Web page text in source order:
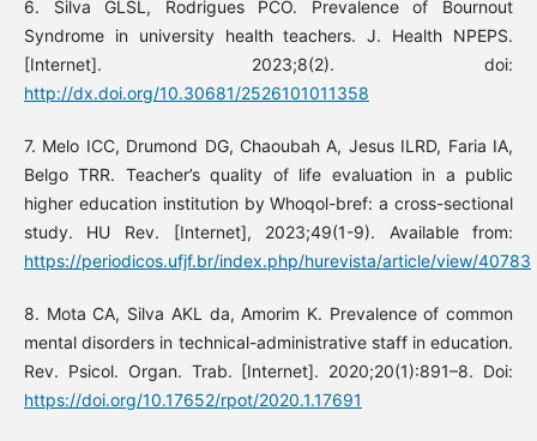
6. Silva GLSL, Rodrigues PCO. Prevalence of Bournout
Syndrome in university health teachers. J. Health NPEPS.
[Internet]. 2023;8(2). doi:
http://dx.doi.org/10.30681/2526101011358
7. Melo ICC, Drumond DG, Chaoubah A, Jesus ILRD, Faria IA,
Belgo TRR. Teacher’s quality of life evaluation in a public
higher education institution by Whoqol-bref: a cross-sectional
study. HU Rev. [Internet], 2023;49(1-9). Available from:
https://periodicos.ufjf.br/index.php/hurevista/article/view/40783
8. Mota CA, Silva AKL da, Amorim K. Prevalence of common
mental disorders in technical-administrative staff in education.
Rev. Psicol. Organ. Trab. [Internet]. 2020;20(1):891–8. Doi:
https://doi.org/10.17652/rpot/2020.1.17691